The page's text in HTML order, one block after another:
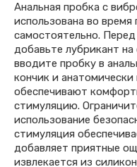
Анальная пробка с
использована во
самостоятельно.
добавьте лубрикант
вводите пробку в
кончик и
обеспечивают
стимуляцию.
использование
стимуляция
добавляет приятные
извлекается из